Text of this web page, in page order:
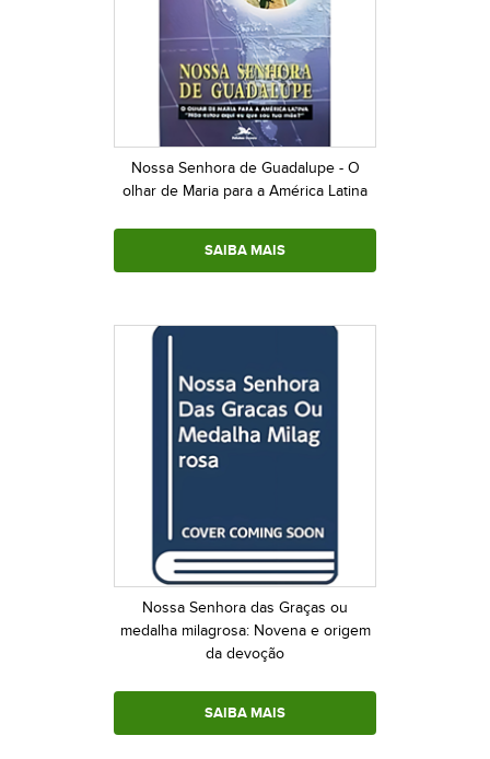
Nossa Senhora de Guadalupe - O
olhar de Maria para a América Latina
SAIBA MAIS
Nossa Senhora das Graças ou
medalha milagrosa: Novena e origem
da devoção
SAIBA MAIS